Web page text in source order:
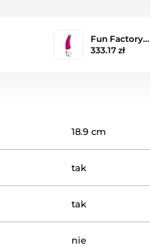
Fun Factory…
333.17 zł
18.9 cm
tak
tak
nie